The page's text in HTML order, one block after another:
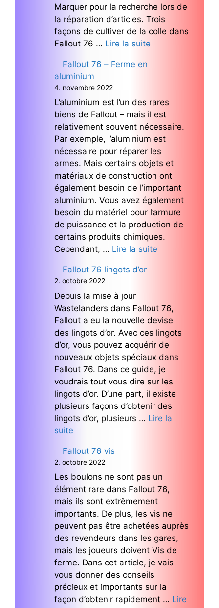
Marquer pour la recherche lors de
la réparation d’articles. Trois
façons de cultiver de la colle dans
Fallout 76 … Lire la suite
Fallout 76 – Ferme en
aluminium
4. novembre 2022
L’aluminium est l’un des rares
biens de Fallout – mais il est
relativement souvent nécessaire.
Par exemple, l’aluminium est
nécessaire pour réparer les
armes. Mais certains objets et
matériaux de construction ont
également besoin de l’important
aluminium. Vous avez également
besoin du matériel pour l’armure
de puissance et la production de
certains produits chimiques.
Cependant, … Lire la suite
Fallout 76 lingots d’or
2. octobre 2022
Depuis la mise à jour
Wastelanders dans Fallout 76,
Fallout a eu la nouvelle devise
des lingots d’or. Avec ces lingots
d’or, vous pouvez acquérir de
nouveaux objets spéciaux dans
Fallout 76. Dans ce guide, je
voudrais tout vous dire sur les
lingots d’or. D’une part, il existe
plusieurs façons d’obtenir des
lingots d’or, plusieurs … Lire la
suite
Fallout 76 vis
2. octobre 2022
Les boulons ne sont pas un
élément rare dans Fallout 76,
mais ils sont extrêmement
importants. De plus, les vis ne
peuvent pas être achetées auprès
des revendeurs dans les gares,
mais les joueurs doivent Vis de
ferme. Dans cet article, je vais
vous donner des conseils
précieux et importants sur la
façon d’obtenir rapidement … Lire